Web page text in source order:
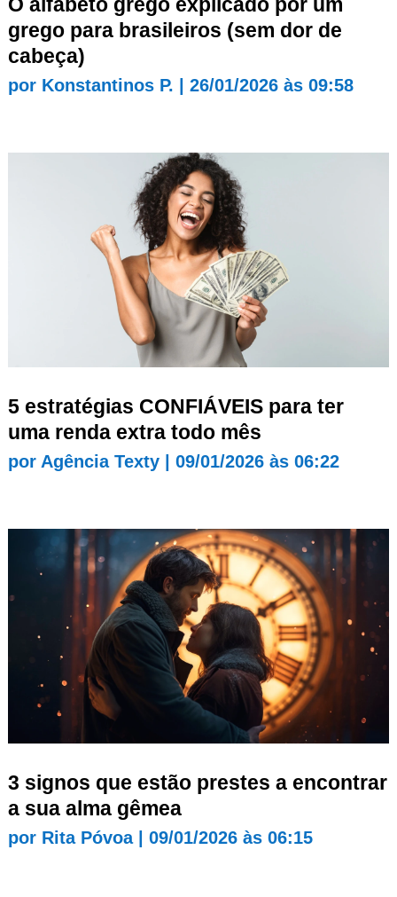
O alfabeto grego explicado por um
grego para brasileiros (sem dor de
cabeça)
por Konstantinos P. 26/01/2026 às 09:58
5 estratégias CONFIÁVEIS para ter
uma renda extra todo mês
por Agência Texty| 09/01/2026 às 06:22
3 signos que estão prestes a encontrar
a sua alma gêmea
por Rita Póvoa| 09/01/2026 às 06:15